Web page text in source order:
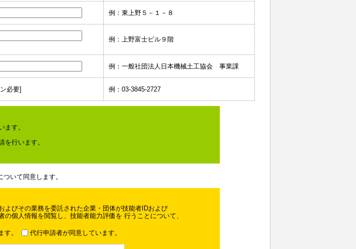
例：東上野５－１－８
例：上野富士ビル９階
例：一般社団法人日本機械土工協会 事業課
必要] 例：03-3845-2727
ます。
を行います。
ついて同意します。
びその業務を委託された企業・団体が技能者IDおよび
個人情報を閲覧し、技能者能力評価を 行うことについて、
す。 代行申請者が同意しています。